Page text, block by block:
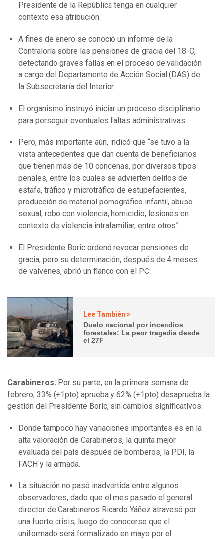
Presidente de la República tenga en cualquier
contexto esa atribución.
A fines de enero se conoció un informe de la
Contraloría sobre las pensiones de gracia del 18-O,
detectando graves fallas en el proceso de validación
a cargo del Departamento de Acción Social (DAS) de
la Subsecretaría del Interior.
El organismo instruyó iniciar un proceso disciplinario
para perseguir eventuales faltas administrativas.
Pero, más importante aún, indicó que “se tuvo a la
vista antecedentes que dan cuenta de beneficiarios
que tienen más de 10 condenas, por diversos tipos
penales, entre los cuales se advierten delitos de
estafa, tráfico y microtráfico de estupefacientes,
producción de material pornográfico infantil, abuso
sexual, robo con violencia, homicidio, lesiones en
contexto de violencia intrafamiliar, entre otros”.
El Presidente Boric ordenó revocar pensiones de
gracia, pero su determinación, después de 4 meses
de vaivenes, abrió un flanco con el PC.
Lee También >
Duelo nacional por incendios
forestales: La peor tragedia desde
el 27F
Carabineros. Por su parte, en la primera semana de
febrero, 33% (+1pto) aprueba y 62% (+1pto) desaprueba la
gestión del Presidente Boric, sin cambios significativos.
Donde tampoco hay variaciones importantes es en la
alta valoración de Carabineros, la quinta mejor
evaluada del país después de bomberos, la PDI, la
FACH y la armada.
La situación no pasó inadvertida entre algunos
observadores, dado que el mes pasado el general
director de Carabineros Ricardo Yáñez atravesó por
una fuerte crisis, luego de conocerse que el
uniformado será formalizado en mayo por el